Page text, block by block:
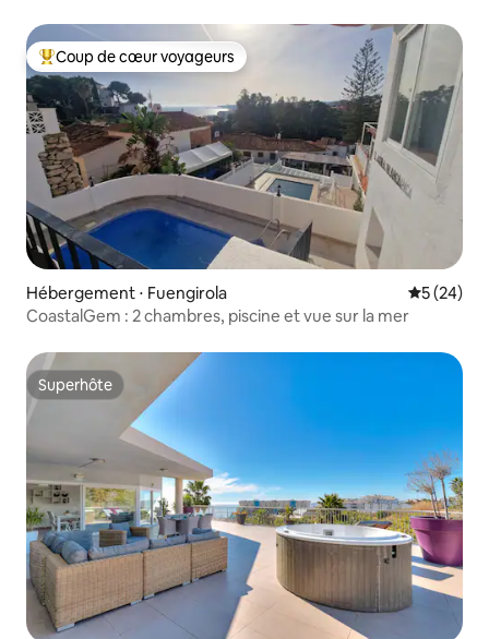
Coups de cœur voyageurs les plus appréciés
Coup de cœur voyageurs
Hébergement ⋅ Fuengirola
5 (24)
CoastalGem : 2 chambres, piscine et vue sur la mer
Superhôte
Superhôte